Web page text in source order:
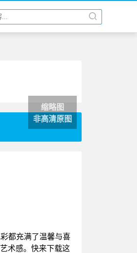
缩略图
非高清原图
都充满了温馨与喜
术感。快来下载这